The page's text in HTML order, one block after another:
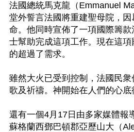
法國總統馬克龍（Emmanuel
堂外誓言法國將重建聖母院，
命。他同時宣佈了一項國際籌款
士幫助完成這項工作。現在這
的超過了需求。
雖然大火已受到控制，法國民
歌及祈禱。神開始在人們的心底
還有一個4月17日由多家媒體報
蘇格蘭西鄧巴頓郡亞歷山大（